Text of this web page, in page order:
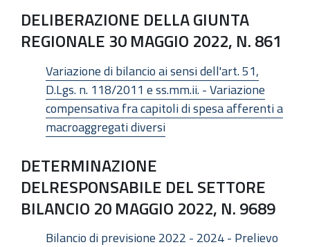
DELIBERAZIONE DELLA GIUNTA
REGIONALE 30 MAGGIO 2022, N. 861
Variazione di bilancio ai sensi dell'art. 51,
D.Lgs. n. 118/2011 e ss.mm.ii. - Variazione
compensativa fra capitoli di spesa afferenti a
macroaggregati diversi
DETERMINAZIONE
DELRESPONSABILE DEL SETTORE
BILANCIO 20 MAGGIO 2022, N. 9689
Bilancio di previsione 2022 - 2024 - Prelievo